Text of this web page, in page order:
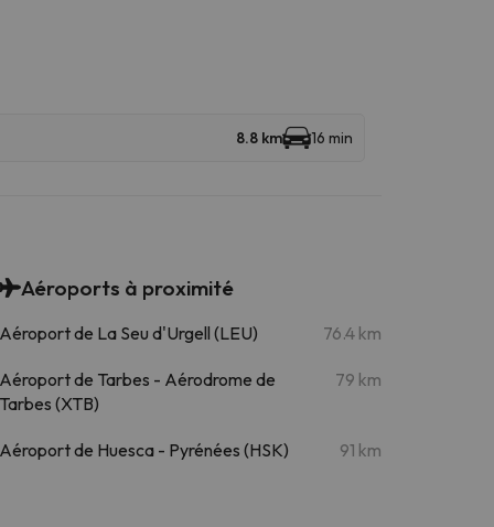
8.8 km 16 min
Aéroports à proximité
Aéroport de La Seu d'Urgell (LEU) 76.4 km
Aéroport de Tarbes - Aérodrome de
Tarbes (XTB)
79 km
Aéroport de Huesca - Pyrénées (HSK) 91 km